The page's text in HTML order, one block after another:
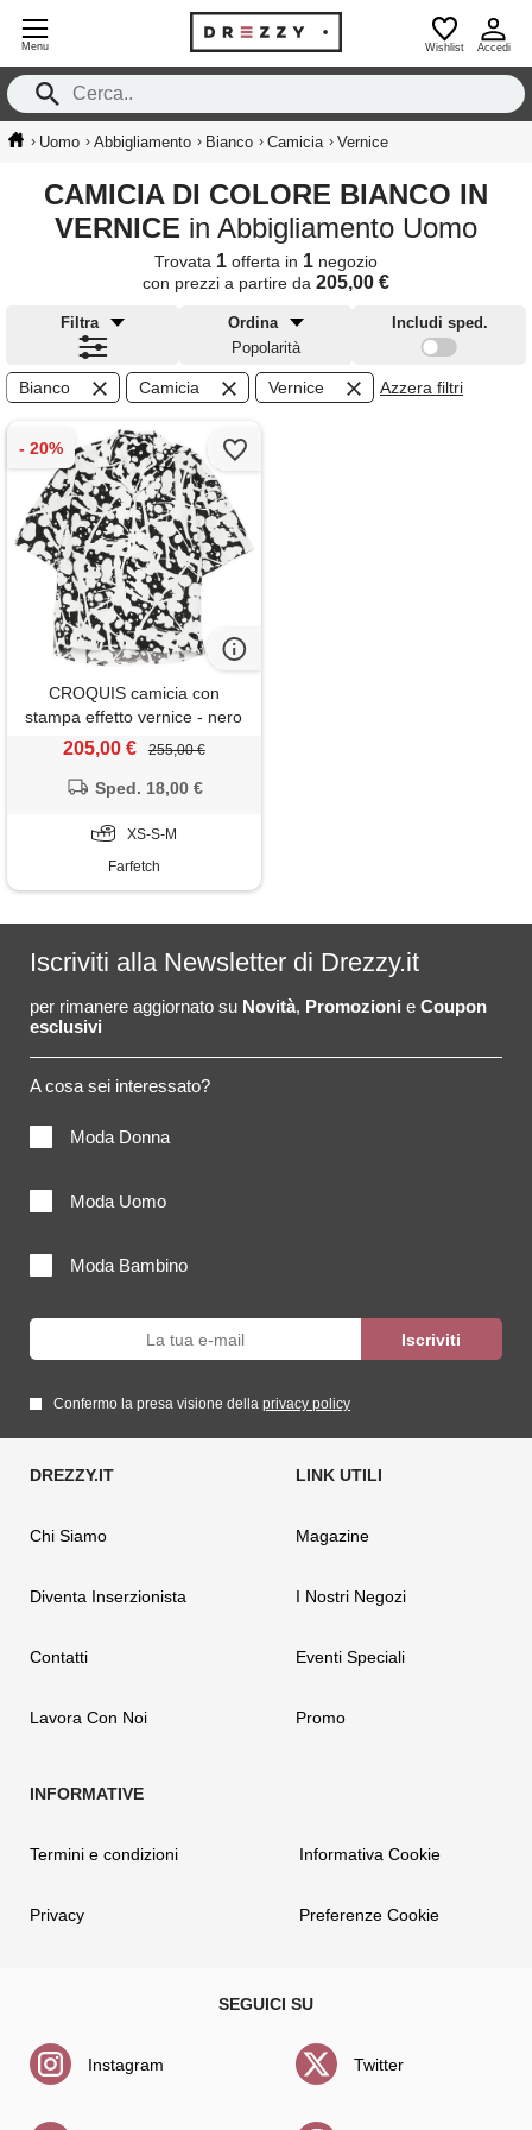
Menu Wishlist Accedi
› Uomo › Abbigliamento › Bianco › Camicia › Vernice
CAMICIA DI COLORE BIANCO IN
VERNICE in Abbigliamento Uomo
Trovata 1 offerta in 1 negozio
con prezzi a partire da 205,00 €
Filtra
Ordina
Popolarità
Includi sped.
Bianco Camicia Vernice Azzera filtri
CROQUIS camicia con
stampa effetto vernice - nero
205,00 € 255,00 €
Sped. 18,00 €
XS-S-M
Farfetch
Iscriviti alla Newsletter di Drezzy.it
per rimanere aggiornato su Novità, Promozioni e Coupon
esclusivi
A cosa sei interessato?
Moda Donna
Moda Uomo
Moda Bambino
Confermo la presa visione della privacy policy
Chi Siamo
Diventa Inserzionista
Contatti
Lavora Con Noi
Magazine
I Nostri Negozi
Eventi Speciali
Promo
Termini e condizioni
Privacy
Informativa Cookie
Preferenze Cookie
Instagram Twitter